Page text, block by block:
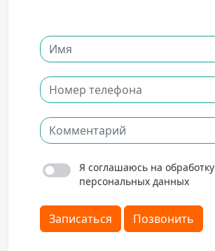
Я соглашаюсь на обработку
персональных данных
Записаться Позвонить